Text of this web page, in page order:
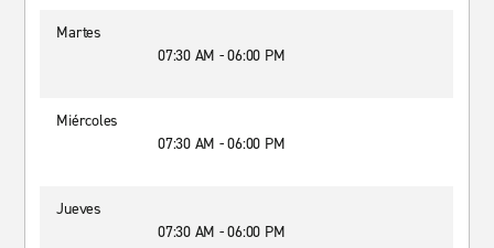
Martes
07:30 AM - 06:00 PM
Miércoles
07:30 AM - 06:00 PM
Jueves
07:30 AM - 06:00 PM